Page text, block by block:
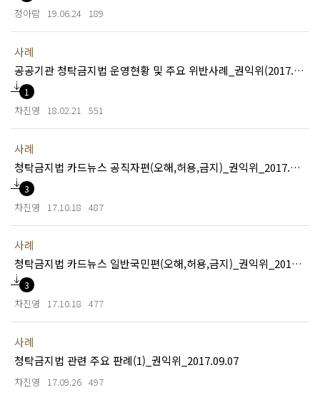
정아람 19.06.24 189
사례
공공기관 청탁금지법 운영현황 및 주요 위반사례_권익위(2017.04)
1
차진영 18.02.21 551
사례
청탁금지법 카드뉴스 공직자편(오해,허용,금지)_권익위_2017.10.16
3
차진영 17.10.18 487
사례
청탁금지법 카드뉴스 일반국민편(오해,허용,금지)_권익위_2017.10.16
3
차진영 17.10.18 477
사례
청탁금지법 관련 주요 판례(1)_권익위_2017.09.07
차진영 17.09.26 497